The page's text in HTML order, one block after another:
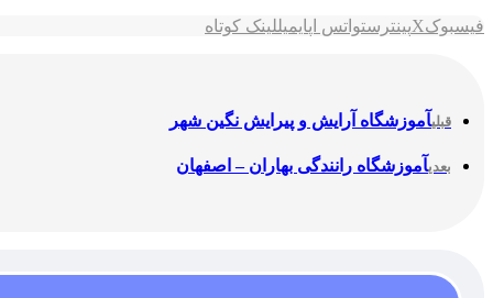
فیسبوکXپینترستواتس اپایمیللینک کوتاه
قبلیآموزشگاه آرایش و پیرایش نگین شهر
بعدیآموزشگاه رانندگی بهاران – اصفهان